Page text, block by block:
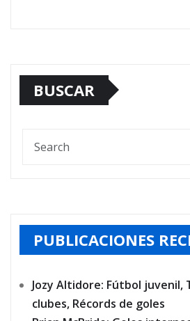
BUSCAR
PUBLICACIONES
Jozy Altidore: Fútbol juvenil,
clubes, Récords de goles